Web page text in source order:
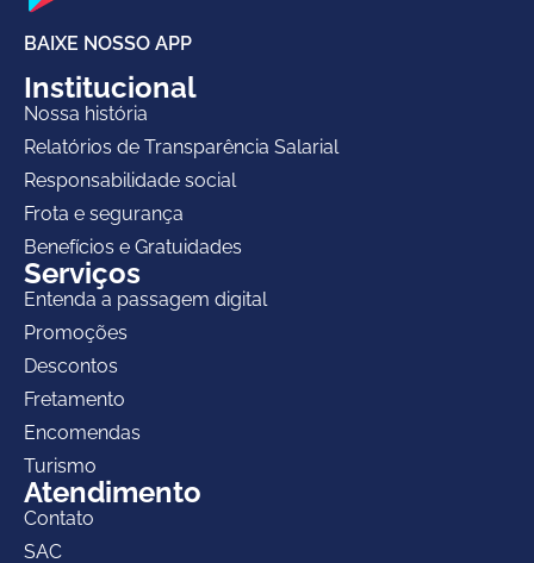
BAIXE NOSSO APP
Institucional
Nossa história
Relatórios de Transparência Salarial
Responsabilidade social
Frota e segurança
Benefícios e Gratuidades
Serviços
Entenda a passagem digital
Promoções
Descontos
Fretamento
Encomendas
Turismo
Atendimento
Contato
SAC